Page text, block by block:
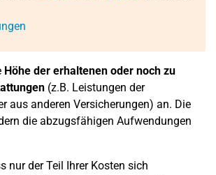
Höhe der erhaltenen oder noch zu
(z.B. Leistungen der
aus anderen Versicherungen) an. Die
die abzugsfähigen Aufwendungen
nur der Teil Ihrer Kosten sich